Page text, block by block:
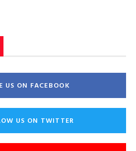
US ON FACEBOOK
US ON TWITTER